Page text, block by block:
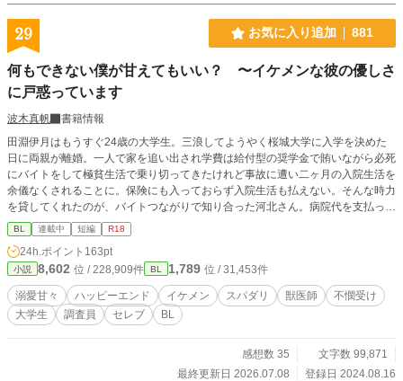
29 お気に入り追加 881
何もできない僕が甘えてもいい？ 〜イケメンな彼の優しさ
に戸惑っています
波木真帆
書籍情報
田淵伊月はもうすぐ24歳の大学生。三浪してようやく桜城大学に入学を決めた
日に両親が離婚。一人で家を追い出され学費は給付型の奨学金で賄いながら必死
にバイトをして極貧生活で乗り切ってきたけれど事故に遭い二ヶ月の入院生活を
余儀なくされることに。保険にも入っておらず入院生活も払えない。そんな時力
を貸してくれたのが、バイトつながりで知り合った河北さん。病院代を支払って
もらう代わりに怪我が治ったら住み込みで河北さん家の家事を請け負うことを決
めた。それからと言うもの毎日のようにスイーツを持ってお見舞いに来てくれる
河北さんが待ち遠しくてたまらない。いつも優しい河北さんに惹かれながらもこ
んなに甘えていいのか戸惑ってしまう自分がいて……。 甘えることに慣れてい
ない不器用なニャンコと可愛いニャンコを甘やかしたくてたまらない年上イケメ
ンのイチャラブハッピーエンド小説です。 こちらは ＜有能な調査員は健気で不
憫なかわい子ちゃんを甘やかしたい！＞の伊月視点のお話です。こちらだけでも
ます。 ちなみに、『溺愛弁護士の裏の顔 〜僕はあなたを信じます』のスピン
オフ小説でもあるのでそちらも読んでいただけると嬉しいです♡同時系列でお話
BL 連載中 短編 R18
24h.ポイント 163pt
小説 8,602 位 / 228,909件 BL 1,789 位 / 31,453件
溺愛甘々 ハッピーエンド イケメン スパダリ 獣医師
不憫受け
大学生
調査員 セレブ BL
感想数 35
文字数 99,871
最終更新日 2026.07.08
登録日 2024.08.16